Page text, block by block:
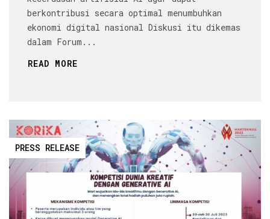
berkontribusi secara optimal menumbuhkan
ekonomi digital nasional Diskusi itu dikemas
dalam Forum...
READ MORE
PRESS RELEASE